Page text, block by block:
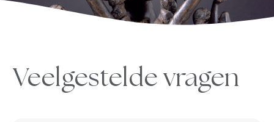
Veelgestelde vragen